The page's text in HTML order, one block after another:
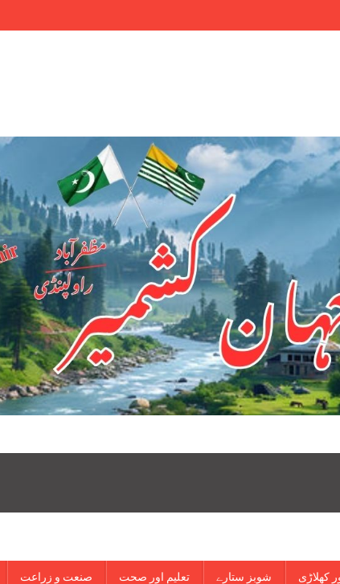
صنعت و زراعت تعلیم اور صحت شوبز ستارے کھلاڑی